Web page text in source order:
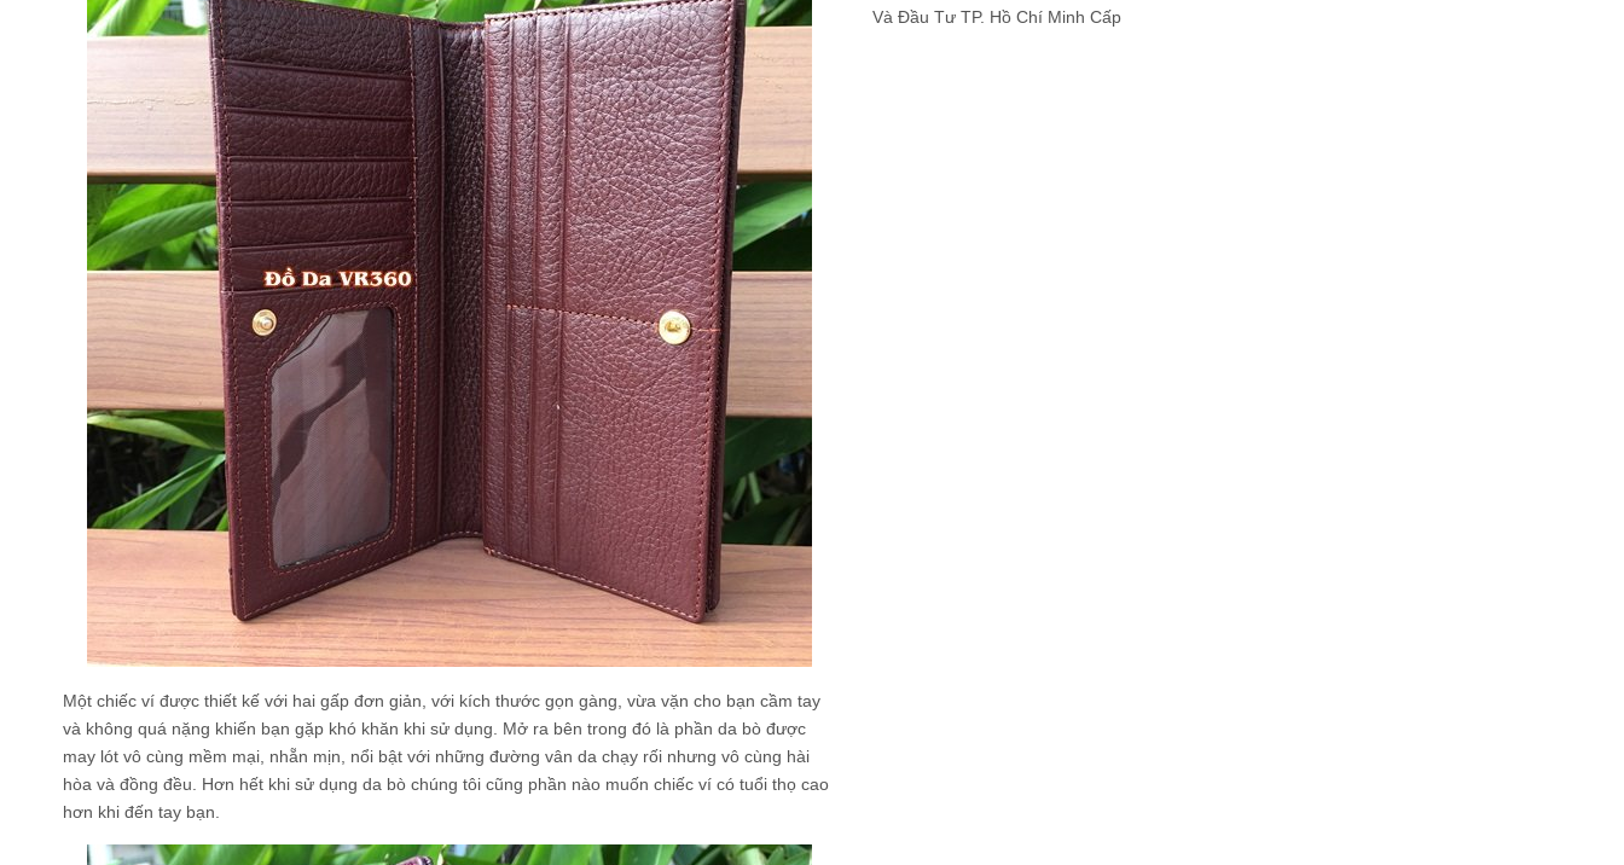
Một chiếc ví được thiết kế với hai gấp đơn giản, với kích thước gọn gàng, vừa vặn cho bạn cầm tay
và không quá nặng khiến bạn gặp khó khăn khi sử dụng. Mở ra bên trong đó là phần da bò được
may lót vô cùng mềm mại, nhẵn mịn, nổi bật với những đường vân da chạy rối nhưng vô cùng hài
hòa và đồng đều. Hơn hết khi sử dụng da bò chúng tôi cũng phần nào muốn chiếc ví có tuổi thọ cao
hơn khi đến tay bạn.
Và Đầu Tư TP. Hồ Chí Minh Cấp